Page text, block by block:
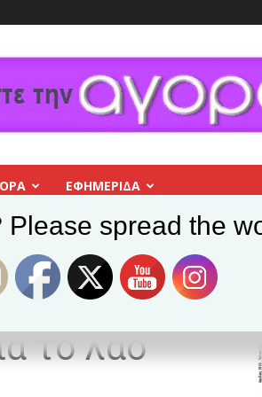
ΕΦΗΜΕΡΊΔΑ
ανθρωπιστική βοήθεια για το λαό της
το λαό
Please spread the